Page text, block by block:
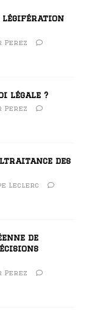
légifération
Perez
légale ?
Perez
des
Leclerc
de
Perez